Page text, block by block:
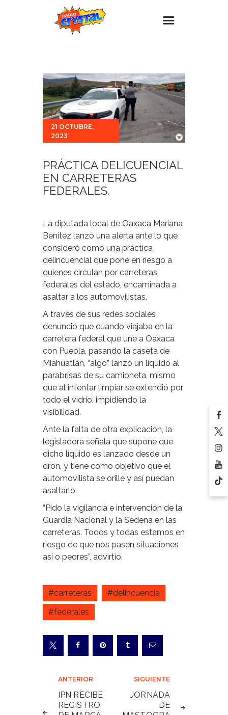
Estaciones
Eventos
Promociones
Noticias
Contacto
21 OCTUBRE,
2023
PRÁCTICA DELICUENCIAL
EN CARRETERAS
FEDERALES.
La diputada local de Oaxaca Mariana
Benítez lanzó una alerta ante lo que
consideró como una práctica
delincuencial que pone en riesgo a
quienes circulan por carreteras
federales del estado, encaminada a
asaltar a los automovilistas.
A través de sus redes sociales
denunció que cuando viajaba en la
carretera federal que une a Oaxaca
con Puebla, pasando la caseta de
Miahuatlán, “algo” lanzó un líquido al
parabrisas de su camioneta, mismo
que al intentar limpiar se extendió por
todo el vidrio, impidiendo la
visibilidad.
Ante la falta de otra explicación, la
legisladora señala que supone que
dicho líquido es lanzado desde un
dron, y tiene como objetivo que el
automovilista se orille y así puedan
asaltarlo.
“Pido la vigilancia e intervención de la
Guardia Nacional y la Sedena en las
carreteras. Todos y todas estamos en
riesgo de que nos pasen situaciones
así o peores”, advirtió.
#carreteras
#delincuencia
#federales
Navegación
de
entradas
ANTERIOR
IPN RECIBE
REGISTRO
SIGUIENTE
JORNADA
DE